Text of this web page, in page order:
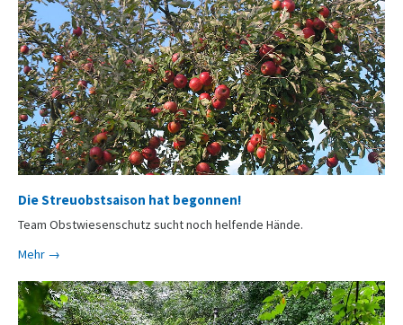
Die Streuobstsaison hat begonnen!
Team Obstwiesenschutz sucht noch helfende Hände.
Mehr →